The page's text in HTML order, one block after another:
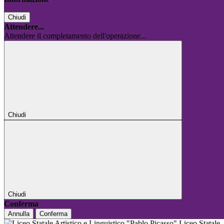
Chiudi
Attendere...
Attendere il completamento dell'operazione...
Chiudi
Chiudi
Conferma
Annulla Conferma